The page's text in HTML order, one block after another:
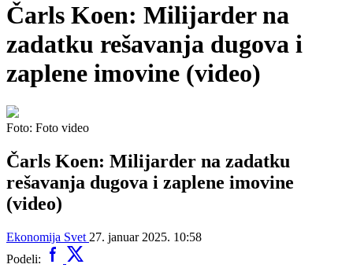
Čarls Koen: Milijarder na
zadatku rešavanja dugova i
zaplene imovine (video)
Foto: Foto video
Čarls Koen: Milijarder na zadatku
rešavanja dugova i zaplene imovine
(video)
Ekonomija Svet 27. januar 2025. 10:58
Podeli: